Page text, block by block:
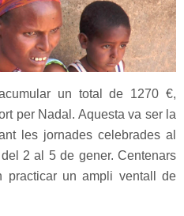
un total de 1270 €,
per Nadal. Aquesta va ser la
les jornades celebrades al
2 al 5 de gener. Centenars
practicar un ampli ventall de